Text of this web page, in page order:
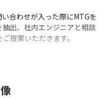
合わせが入った際にMTGを
出、社内エンジニアと相談
提案いただきます。
ら要件～仕様書作成、各イ
アウトプットしたドキュメ